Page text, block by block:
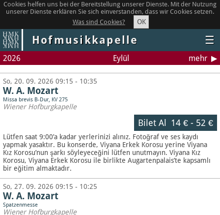
Cookies helfen uns bei der Bereitstellung unserer Dienste. Mit der Nutzung
unserer Dienste erklären Sie sich einverstanden, dass wir Cookies setzen.
Was sind Cookies?
OK
Hofmusikkapelle ☰
2026 Eylül mehr
So, 20. 09. 2026 09:15 - 10:35
W. A. Mozart
Missa brevis B-Dur, KV 275
Wiener Hofburgkapelle
Bilet Al 14 €- 52 €
Lütfen saat 9:00’a kadar yerlerinizi alınız. Fotoğraf ve ses kaydı
yapmak yasaktır. Bu konserde, Viyana Erkek Korosu yerine Viyana
Kız Korosu’nun şarkı söyleyeceğini lütfen unutmayın. Viyana Kız
Korosu, Viyana Erkek Korosu ile birlikte Augartenpalais’te kapsamlı
bir eğitim almaktadır.
So, 27. 09. 2026 09:15 - 10:25
W. A. Mozart
Spatzenmesse
Wiener Hofburgkapelle